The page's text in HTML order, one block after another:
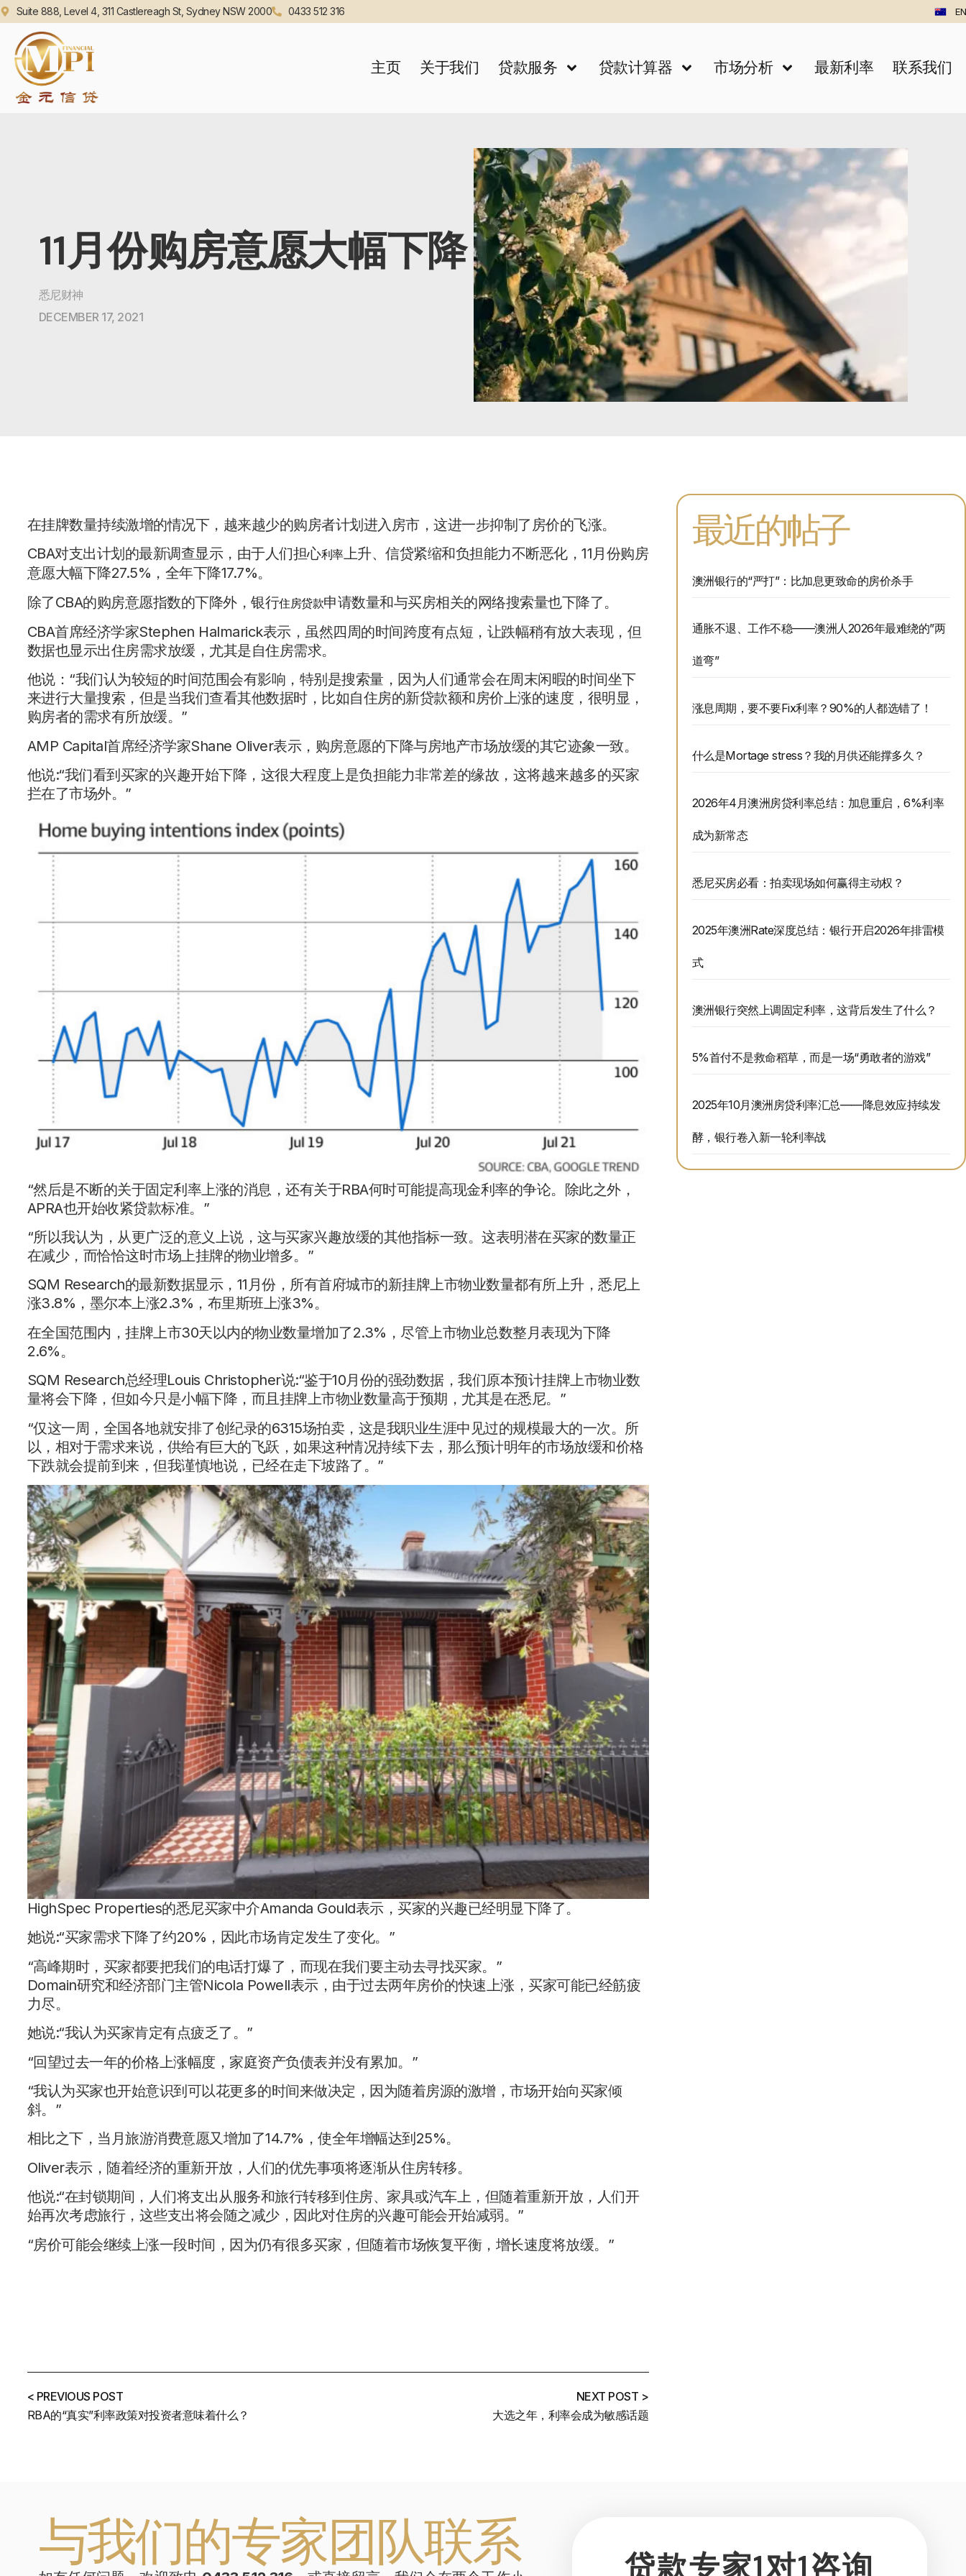
Suite 888, Level 4, 311 Castlereagh St, Sydney NSW 2000 0433 512 316 EN
主页 关于我们 贷款服务 贷款计算器 市场分析 最新利率 联系我们
11月份购房意愿大幅下降
悉尼财神
DECEMBER 17, 2021
在挂牌数量持续激增的情况下，越来越少的购房者计划进入房市，这进一步抑制了房价的飞涨。
CBA对支出计划的最新调查显示，由于人们担心利率上升、信贷紧缩和负担能力不断恶化，11月份购房
意愿大幅下降27.5%，全年下降17.7%。
除了CBA的购房意愿指数的下降外，银行住房贷款申请数量和与买房相关的网络搜索量也下降了。
CBA首席经济学家Stephen Halmarick表示，虽然四周的时间跨度有点短，让跌幅稍有放大表现，但
数据也显示出住房需求放缓，尤其是自住房需求。
他说：“我们认为较短的时间范围会有影响，特别是搜索量，因为人们通常会在周末闲暇的时间坐下
来进行大量搜索，但是当我们查看其他数据时，比如自住房的新贷款额和房价上涨的速度，很明显，
购房者的需求有所放缓。”
AMP Capital首席经济学家Shane Oliver表示，购房意愿的下降与房地产市场放缓的其它迹象一致。
他说:“我们看到买家的兴趣开始下降，这很大程度上是负担能力非常差的缘故，这将越来越多的买家
拦在了市场外。”
“然后是不断的关于固定利率上涨的消息，还有关于RBA何时可能提高现金利率的争论。除此之外，
APRA也开始收紧贷款标准。”
“所以我认为，从更广泛的意义上说，这与买家兴趣放缓的其他指标一致。这表明潜在买家的数量正
在减少，而恰恰这时市场上挂牌的物业增多。”
SQM Research的最新数据显示，11月份，所有首府城市的新挂牌上市物业数量都有所上升，悉尼上
涨3.8%，墨尔本上涨2.3%，布里斯班上涨3%。
在全国范围内，挂牌上市30天以内的物业数量增加了2.3%，尽管上市物业总数整月表现为下降
2.6%。
SQM Research总经理Louis Christopher说:“鉴于10月份的强劲数据，我们原本预计挂牌上市物业数
量将会下降，但如今只是小幅下降，而且挂牌上市物业数量高于预期，尤其是在悉尼。”
“仅这一周，全国各地就安排了创纪录的6315场拍卖，这是我职业生涯中见过的规模最大的一次。所
以，相对于需求来说，供给有巨大的飞跃，如果这种情况持续下去，那么预计明年的市场放缓和价格
下跌就会提前到来，但我谨慎地说，已经在走下坡路了。”
HighSpec Properties的悉尼买家中介Amanda Gould表示，买家的兴趣已经明显下降了。
她说:“买家需求下降了约20%，因此市场肯定发生了变化。”
“高峰期时，买家都要把我们的电话打爆了，而现在我们要主动去寻找买家。”
Domain研究和经济部门主管Nicola Powell表示，由于过去两年房价的快速上涨，买家可能已经筋疲
力尽。
她说:“我认为买家肯定有点疲乏了。”
“回望过去一年的价格上涨幅度，家庭资产负债表并没有累加。”
“我认为买家也开始意识到可以花更多的时间来做决定，因为随着房源的激增，市场开始向买家倾
斜。”
相比之下，当月旅游消费意愿又增加了14.7%，使全年增幅达到25%。
Oliver表示，随着经济的重新开放，人们的优先事项将逐渐从住房转移。
他说:“在封锁期间，人们将支出从服务和旅行转移到住房、家具或汽车上，但随着重新开放，人们开
始再次考虑旅行，这些支出将会随之减少，因此对住房的兴趣可能会开始减弱。”
“房价可能会继续上涨一段时间，因为仍有很多买家，但随着市场恢复平衡，增长速度将放缓。”
< PREVIOUS POST
RBA的“真实”利率政策对投资者意味着什么？
NEXT POST >
大选之年，利率会成为敏感话题
最近的帖子
澳洲银行的“严打”：比加息更致命的房价杀手
通胀不退、工作不稳——澳洲人2026年最难绕的”两
道弯”
涨息周期，要不要Fix利率？90%的人都选错了！
什么是Mortage stress？我的月供还能撑多久？
2026年4月澳洲房贷利率总结：加息重启，6%利率
成为新常态
悉尼买房必看：拍卖现场如何赢得主动权？
2025年澳洲Rate深度总结：银行开启2026年排雷模
式
澳洲银行突然上调固定利率，这背后发生了什么？
5%首付不是救命稻草，而是一场“勇敢者的游戏”
2025年10月澳洲房贷利率汇总——降息效应持续发
酵，银行卷入新一轮利率战
与我们的专家团队联系 贷款专家1对1咨询